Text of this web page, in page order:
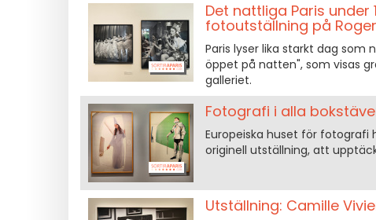
Det nattliga Paris
fotoutställning på
Paris lyser lika starkt dag som
öppet på natten", som visas
galleriet.
Fotografi i alla
Europeiska huset för fotografi
originell utställning, att
Utställning: Camille